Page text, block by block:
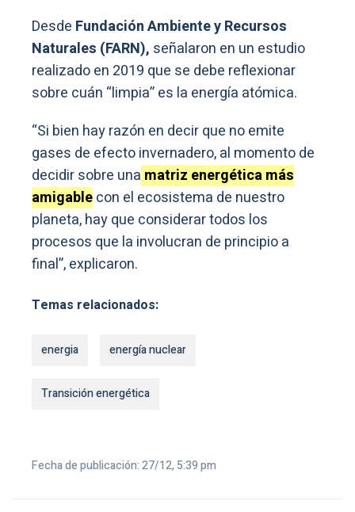
Desde Fundación Ambiente y Recursos
Naturales (FARN), señalaron en un estudio
realizado en 2019 que se debe reflexionar
sobre cuán “limpia” es la energía atómica.
“Si bien hay razón en decir que no emite
gases de efecto invernadero, al momento de
decidir sobre una matriz energética más
amigablecon el ecosistema de nuestro
planeta, hay que considerar todos los
procesos que la involucran de principio a
final”, explicaron.
Temas relacionados:
energia energía nuclear
Transición energética
Fecha de publicación: 27/12, 5:39 pm